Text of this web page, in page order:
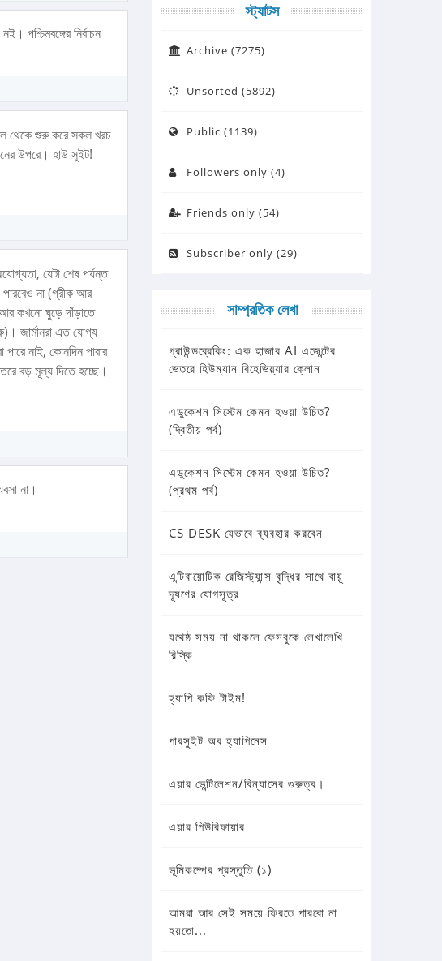
পশ্চিমবঙ্গের নির্বাচন
থেকে শুরু করে সকল খরচ
উপরে। হাউ সুইট!
যেটা শেষ পর্যন্ত
পারবেও না (গ্রীক আর
আর কখনো ঘুড়ে দাঁড়াতে
জার্মানরা এত যোগ্য
নাই, কোনদিন পারার
বড় মূল্য দিতে হচ্ছে।
না।
স্ট্যাটস
Archive (7275)
Unsorted (5892)
Public (1139)
Followers only (4)
Friends only (54)
Subscriber only (29)
সাম্প্রতিক লেখা
গ্রাউন্ডব্রেকিং: এক হাজার AI এজেন্টের
ভেতরে হিউম্যান বিহেভিয়্যার ক্লোন
এডুকেশন সিস্টেম কেমন হওয়া উচিত?
(দ্বিতীয় পর্ব)
এডুকেশন সিস্টেম কেমন হওয়া উচিত?
(প্রথম পর্ব)
CS DESK যেভাবে ব্যবহার করবেন
এন্টিবায়োটিক রেজিস্ট্যান্স বৃদ্ধির সাথে বায়ূ
দূষণের যোগসূত্র
যথেষ্ঠ সময় না থাকলে ফেসবুকে লেখালেখি
রিস্কি
হ্যাপি কফি টাইম!
পারসুইট অব হ্যাপিনেস
এয়ার ভেন্টিলেশন/বিন্যাসের গুরুত্ব।
এয়ার পিউরিফায়ার
ভূমিকম্পের প্রস্তুতি (১)
আমরা আর সেই সময়ে ফিরতে পারবো না
হয়তো...